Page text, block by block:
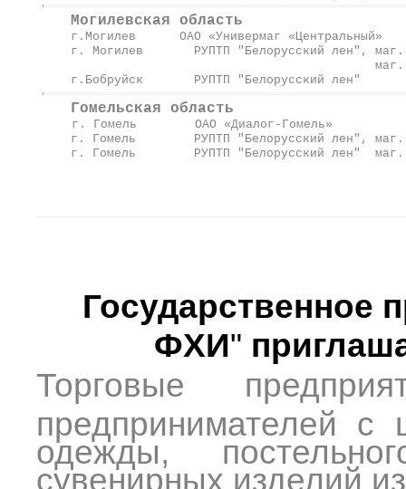
Могилевская область
г.Могилев ОАО «Универмаг
г. Могилев РУПТП
маг. № 7
г.Бобруйск РУПТП
Гомельская область
г. Гомель ОАО
г. Гомель РУПТП "Белорусский лен",
г. Гомель РУПТП "Белорусский лен" маг.
Государственное
ФХИ"
Торговые
предпринимателей с
одежды,
сувенирных изделий